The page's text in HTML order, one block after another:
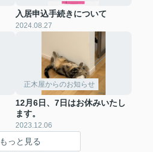
入居申込手続きについて
2024.08.27
正木屋からのお知らせ
12月6日、7日はお休みいたし
ます。
2023.12.06
もっと見る